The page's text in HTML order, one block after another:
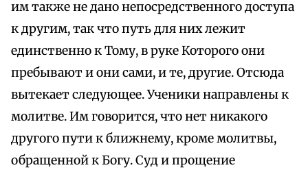
им также не дано непосредственного доступа
к другим, так что путь для них лежит
единственно к Тому, в руке Которого они
пребывают и они сами, и те, другие. Отсюда
вытекает следующее. Ученики направлены к
молитве. Им говорится, что нет никакого
другого пути к ближнему, кроме молитвы,
обращенной к Богу. Суд и прощение